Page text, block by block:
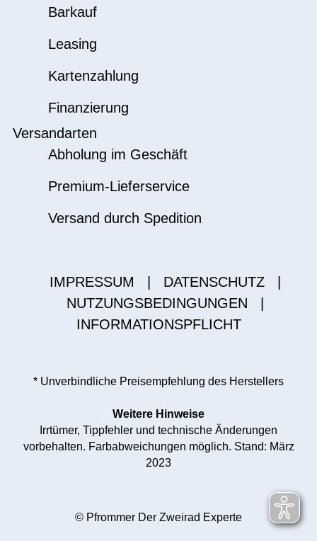
Barkauf
Leasing
Kartenzahlung
Finanzierung
Versandarten
Abholung im Geschäft
Premium-Lieferservice
Versand durch Spedition
IMPRESSUM DATENSCHUTZ
NUTZUNGSBEDINGUNGEN
INFORMATIONSPFLICHT
* Unverbindliche Preisempfehlung des Herstellers
Weitere Hinweise
Irrtümer, Tippfehler und technische Änderungen
vorbehalten. Farbabweichungen möglich. Stand: März
2023
© Pfrommer Der Zweirad Experte